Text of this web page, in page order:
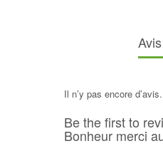
Il n’y pas encore d’avis.
Be the first to
Bonheur merci